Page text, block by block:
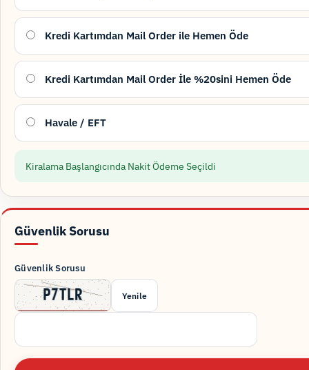
Kredi Kartımdan Mail Order ile Hemen Öde
Kredi Kartımdan Mail Order İle %20sini Hemen Öde
Havale / EFT
Kiralama Başlangıcında Nakit Ödeme Seçildi
Güvenlik Sorusu
Güvenlik Sorusu
Yenile